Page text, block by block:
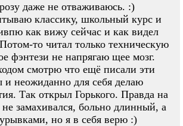
даже не отваживаюсь. :)
классику, школьный курс и
как вижу сейчас и как видел
то читал только техническую
фэнтези не напрягаю щее мозг.
смотрю что ещё писали эти
и неожиданно для себя делаю
Так открыл Горького. Правда на
замахивался, больно длинный, а
но я в себя верю :)